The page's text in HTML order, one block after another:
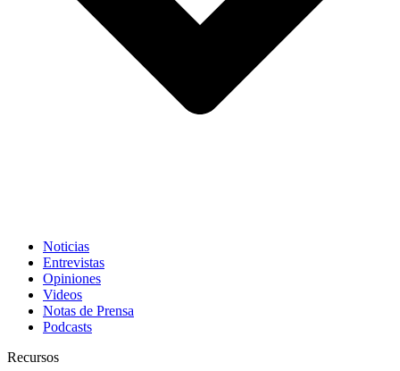
Noticias
Entrevistas
Opiniones
Videos
Notas de Prensa
Podcasts
Recursos